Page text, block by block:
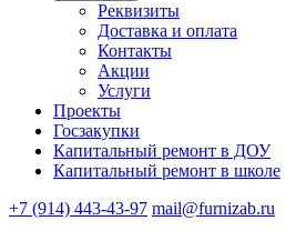
Реквизиты
Доставка и оплата
Контакты
Акции
Услуги
Проекты
Госзакупки
Капитальный ремонт в ДОУ
Капитальный ремонт в школе
+7 (914) 443-43-97 mail@furnizab.ru